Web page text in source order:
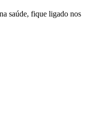
saúde, fique ligado nos